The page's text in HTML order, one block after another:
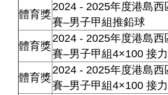
體育獎
2024 - 2025年度港島
賽–男子甲組推鉛球
體育獎
2024 - 2025年度港島
賽–男子甲組4×100 接力
體育獎
2024 - 2025年度港島
賽–男子甲組4×100 接力